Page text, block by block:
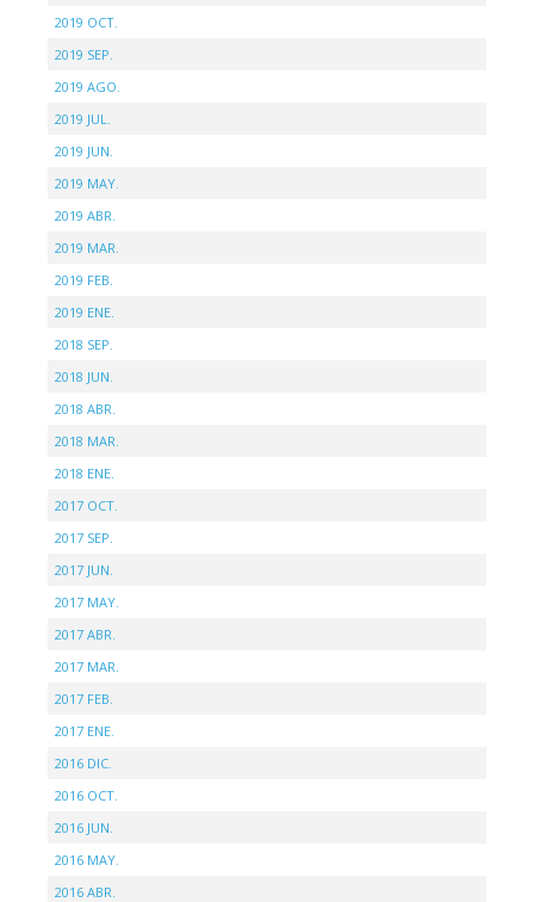
2019 OCT.
2019 SEP.
2019 AGO.
2019 JUL.
2019 JUN.
2019 MAY.
2019 ABR.
2019 MAR.
2019 FEB.
2019 ENE.
2018 SEP.
2018 JUN.
2018 ABR.
2018 MAR.
2018 ENE.
2017 OCT.
2017 SEP.
2017 JUN.
2017 MAY.
2017 ABR.
2017 MAR.
2017 FEB.
2017 ENE.
2016 DIC.
2016 OCT.
2016 JUN.
2016 MAY.
2016 ABR.